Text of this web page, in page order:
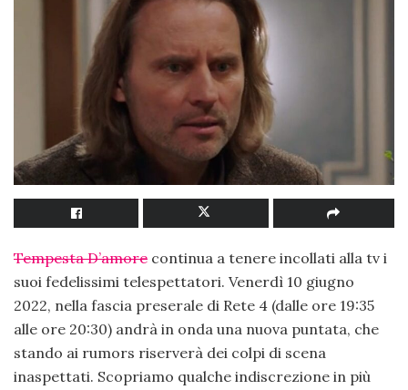
Tempesta D’amore continua a tenere incollati alla tv i
suoi fedelissimi telespettatori. Venerdì 10 giugno
2022, nella fascia preserale di Rete 4 (dalle ore 19:35
alle ore 20:30) andrà in onda una nuova puntata, che
stando ai rumors riserverà dei colpi di scena
inaspettati. Scopriamo qualche indiscrezione in più